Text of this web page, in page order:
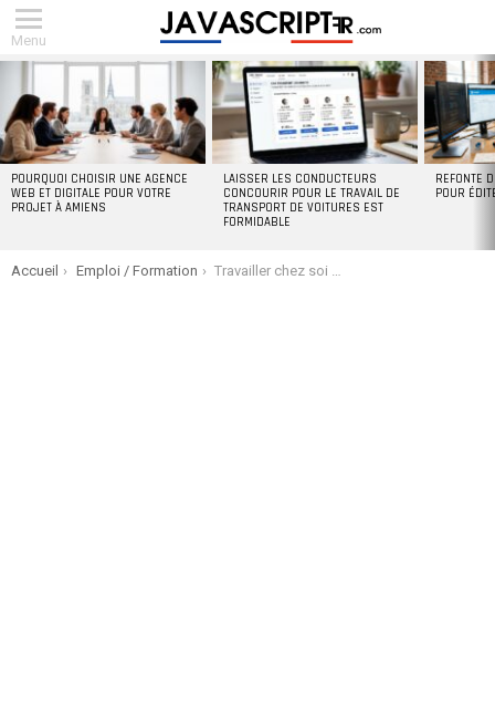
Menu
POURQUOI CHOISIR UNE AGENCE
WEB ET DIGITALE POUR VOTRE
PROJET À AMIENS
LAISSER LES CONDUCTEURS
CONCOURIR POUR LE TRAVAIL DE
TRANSPORT DE VOITURES EST
FORMIDABLE
REFONTE
POUR
You are here:
Accueil Emploi / Formation Travailler chez soi chez Kiabi : conseils pour réussir votre expérience